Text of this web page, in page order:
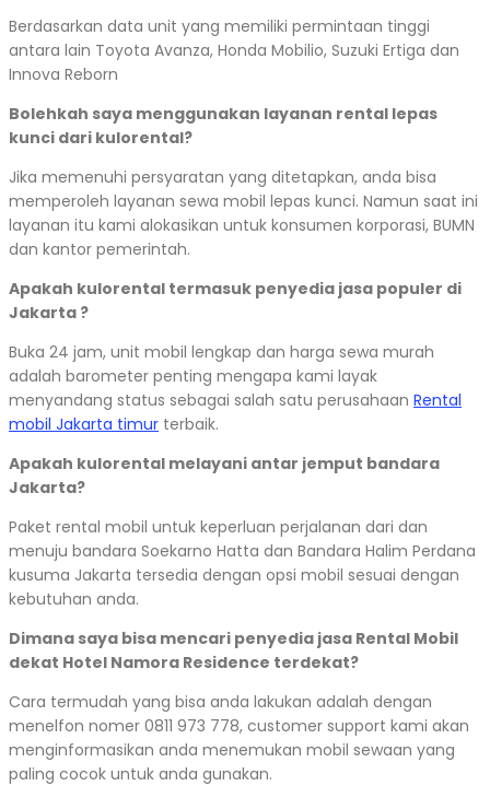
Berdasarkan data unit yang memiliki permintaan tinggi
antara lain Toyota Avanza, Honda Mobilio, Suzuki Ertiga dan
Innova Reborn
Bolehkah saya menggunakan layanan rental lepas
kunci dari kulorental?
Jika memenuhi persyaratan yang ditetapkan, anda bisa
memperoleh layanan sewa mobil lepas kunci. Namun saat ini
layanan itu kami alokasikan untuk konsumen korporasi, BUMN
dan kantor pemerintah.
Apakah kulorental termasuk penyedia jasa populer di
Jakarta ?
Buka 24 jam, unit mobil lengkap dan harga sewa murah
adalah barometer penting mengapa kami layak
menyandang status sebagai salah satu perusahaan Rental
mobil Jakarta timur terbaik.
Apakah kulorental melayani antar jemput bandara
Jakarta?
Paket rental mobil untuk keperluan perjalanan dari dan
menuju bandara Soekarno Hatta dan Bandara Halim Perdana
kusuma Jakarta tersedia dengan opsi mobil sesuai dengan
kebutuhan anda.
Dimana saya bisa mencari penyedia jasa Rental Mobil
dekat Hotel Namora Residence terdekat?
Cara termudah yang bisa anda lakukan adalah dengan
menelfon nomer 0811 973 778, customer support kami akan
menginformasikan anda menemukan mobil sewaan yang
paling cocok untuk anda gunakan.